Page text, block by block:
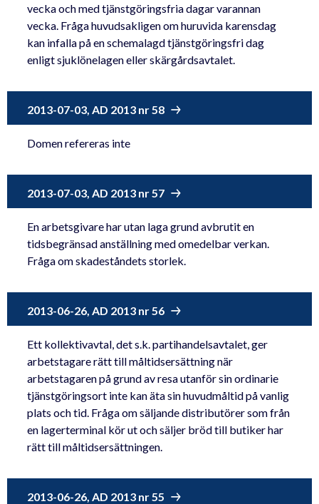
vecka och med tjänstgöringsfria dagar varannan
vecka. Fråga huvudsakligen om huruvida karensdag
kan infalla på en schemalagd tjänstgöringsfri dag
enligt sjuklönelagen eller skärgårdsavtalet.
2013-07-03, AD 2013 nr 58
Domen refereras inte
2013-07-03, AD 2013 nr 57
En arbetsgivare har utan laga grund avbrutit en
tidsbegränsad anställning med omedelbar verkan.
Fråga om skadeståndets storlek.
2013-06-26, AD 2013 nr 56
Ett kollektivavtal, det s.k. partihandelsavtalet, ger
arbetstagare rätt till måltidsersättning när
arbetstagaren på grund av resa utanför sin ordinarie
tjänstgöringsort inte kan äta sin huvudmåltid på vanlig
plats och tid. Fråga om säljande distributörer som från
en lagerterminal kör ut och säljer bröd till butiker har
rätt till måltidsersättningen.
2013-06-26, AD 2013 nr 55